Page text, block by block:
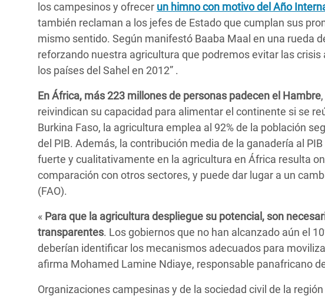
Crisis en Yemen
los campesinos y ofrecer un himno con motivo del Año
también reclaman a los jefes de Estado que cumplan sus
mismo sentido. Según manifestó Baaba Maal en una rueda
reforzando nuestra agricultura que podremos evitar las
los países del Sahel en 2012” .
En África, más 223 millones de personas padecen el Hambre
reivindican su capacidad para alimentar el continente si se
Burkina Faso, la agricultura emplea al 92% de la población
del PIB. Además, la contribución media de la ganadería al
fuerte y cualitativamente en la agricultura en África resulta
comparación con otros sectores, y puede dar lugar a un
(FAO).
« Para que la agricultura despliegue su potencial, son
transparentes. Los gobiernos que no han alcanzado aún el
deberían identificar los mecanismos adecuados para
afirma Mohamed Lamine Ndiaye, responsable panafricano
Organizaciones campesinas y de la sociedad civil de la